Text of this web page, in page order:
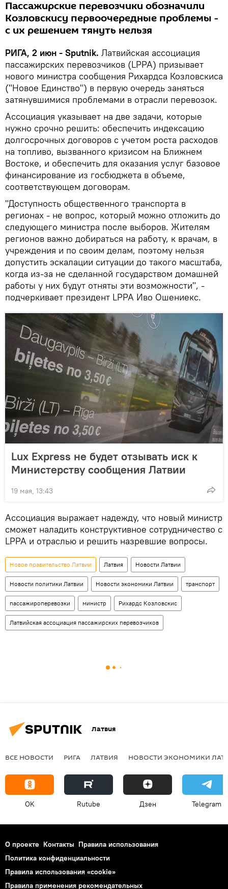
Пассажирские перевозчики обозначили
Козловскису первоочередные проблемы -
с их решением тянуть нельзя
РИГА, 2 июн - Sputnik. Латвийская ассоциация
пассажирских перевозчиков (LPPA) призывает
нового министра сообщения Рихардса Козловскиса
("Новое Единство") в первую очередь заняться
затянувшимися проблемами в отрасли перевозок.
Ассоциация указывает на две задачи, которые
нужно срочно решить: обеспечить индексацию
долгосрочных договоров с учетом роста расходов
на топливо, вызванного кризисом на Ближнем
Востоке, и обеспечить для оказания услуг базовое
финансирование из госбюджета в объеме,
соответствующем договорам.
"Доступность общественного транспорта в
регионах - не вопрос, который можно отложить до
следующего министра после выборов. Жителям
регионов важно добираться на работу, к врачам, в
учреждения и по своим делам, поэтому нельзя
допустить эскалации ситуации до такого масштаба,
когда из-за не сделанной государством домашней
работы у них будут отняты эти возможности", -
подчеркивает президент LPPA Иво Ошениекс.
Lux Express не будет отзывать иск к
Министерству сообщения Латвии
19 мая, 13:43
Ассоциация выражает надежду, что новый министр
сможет наладить конструктивное сотрудничество с
LPPA и отраслью и решить назревшие вопросы.
Новое правительство Латвии Латвия Новости Латвии
Новости политики Латвии Новости экономики Латвии транспорт
пассажироперевозки министр Рихардс Козловскис
Латвийская ассоциация пассажирских перевозчиков
Латвия
ВСЕ НОВОСТИ РИГА ЛАТВИЯ НОВОСТИ ЭКОНОМИКИ
OK Rutube Дзен Telegram
О проекте Контакты Правила использования
Политика конфиденциальности
Правила использования «cookie»
Правила применения рекомендательных